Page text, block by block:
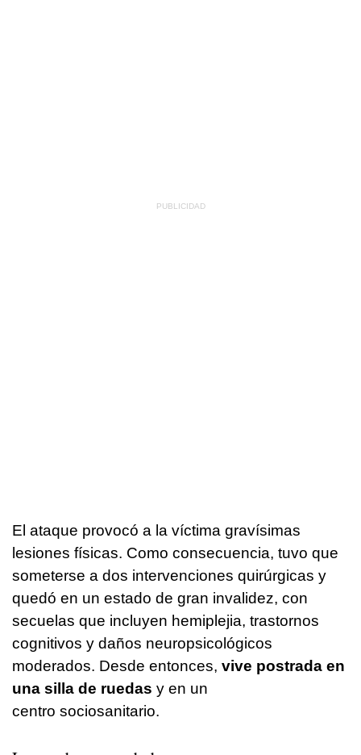
El ataque provocó a la víctima gravísimas
lesiones físicas. Como consecuencia, tuvo que
someterse a dos intervenciones quirúrgicas y
quedó en un estado de gran invalidez, con
secuelas que incluyen hemiplejia, trastornos
cognitivos y daños neuropsicológicos
moderados. Desde entonces, vive postrada en
una silla de ruedas y en un
centro sociosanitario.